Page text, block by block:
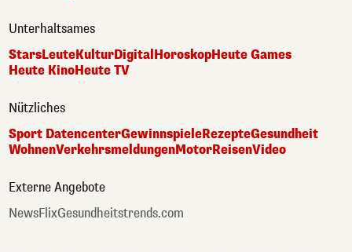
Unterhaltsames
StarsLeuteKulturDigital HoroskopHeute Games
Heute KinoHeute TV
Nützliches
Sport DatencenterGewinnspieleRezepteGesundheit
WohnenVerkehrsmeldungenMotorReisenVideo
Externe Angebote
NewsFlixGesundheitstrends.com